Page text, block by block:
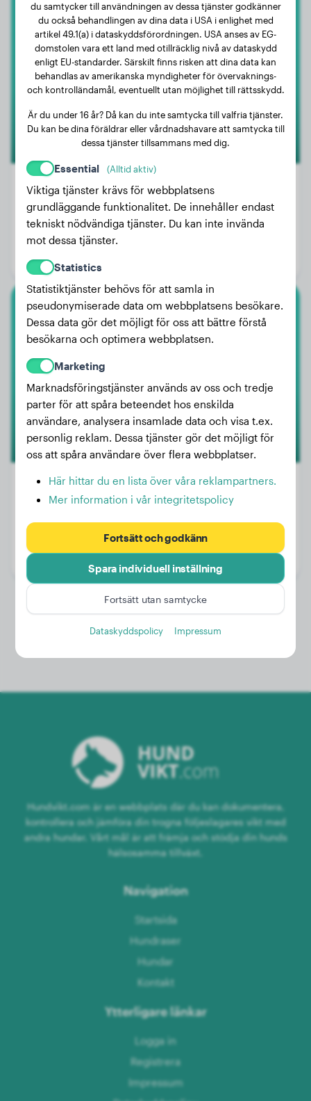
Australian Shepherd
Beau
Vikt:
27 kg
Ålder:
Kön:
Anatolisk Herdehund
Furilax
Kön:
Hanhund
Hundvikt.com är en webbplats där du kan dokumentera,
kontrollera och jämföra din trogna följeslagares vikt med
andra hundar. Vårt mål är att främja och stödja din hunds
hälsosamma tillväxt.
Navigation
Startsida
Hundraser
Hundar
Kontakt
Ytterligare länkar
Logga in
Registrera
Impressum
du samtycker till användningen av dessa tjänster godkänner
du också behandlingen av dina data i USA i enlighet med
artikel 49.1(a) i dataskyddsförordningen. USA anses av EG-
domstolen vara ett land med otillräcklig nivå av dataskydd
enligt EU-standarder. Särskilt finns risken att dina data kan
behandlas av amerikanska myndigheter för övervaknings-
och kontrolländamål, eventuellt utan möjlighet till rättsskydd.
Är du under 16 år? Då kan du inte samtycka till valfria tjänster.
Du kan be dina föräldrar eller vårdnadshavare att samtycka till
dessa tjänster tillsammans med dig.
Essential (Alltid aktiv)
Viktiga tjänster krävs för webbplatsens
grundläggande funktionalitet. De innehåller endast
tekniskt nödvändiga tjänster. Du kan inte invända
mot dessa tjänster.
Statistics
Statistiktjänster behövs för att samla in
pseudonymiserade data om webbplatsens besökare.
Dessa data gör det möjligt för oss att bättre förstå
besökarna och optimera webbplatsen.
Marketing
Marknadsföringstjänster används av oss och tredje
parter för att spåra beteendet hos enskilda
användare, analysera insamlade data och visa t.ex.
personlig reklam. Dessa tjänster gör det möjligt för
oss att spåra användare över flera webbplatser.
Här hittar du en lista över våra reklampartners.
Mer information i vår integritetspolicy
Fortsätt och godkänn
Spara individuell inställning
Fortsätt utan samtycke
Dataskyddspolicy Impressum